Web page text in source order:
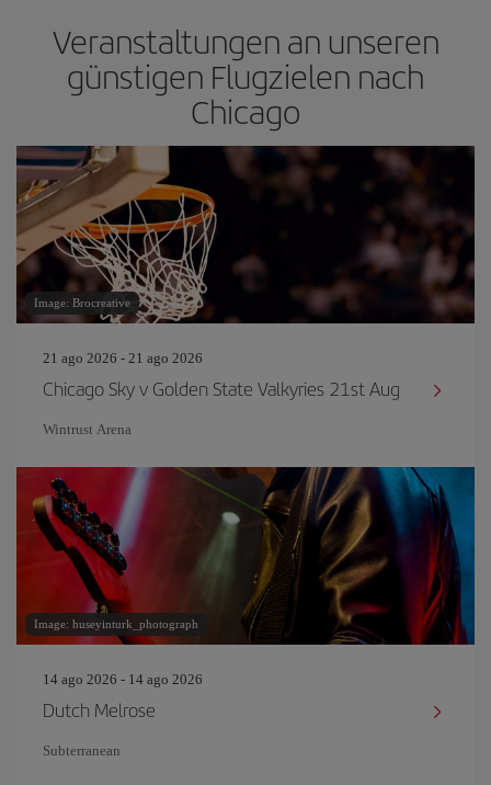
Veranstaltungen an unseren
günstigen Flugzielen nach
Chicago
Image: Brocreative
21 ago 2026 - 21 ago 2026
Chicago Sky v Golden State Valkyries 21st Aug
Wintrust Arena
Image: huseyinturk_photograph
14 ago 2026 - 14 ago 2026
Dutch Melrose
Subterranean